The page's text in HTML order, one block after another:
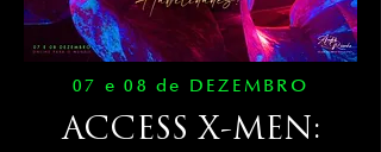
07 e 08 de DEZEMBRO
ACCESS X-MEN: